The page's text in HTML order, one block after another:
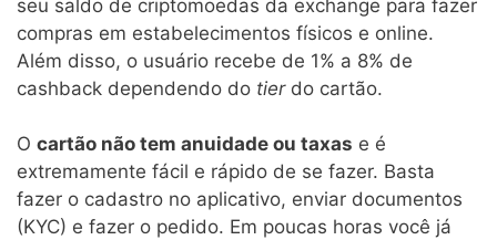
seu saldo de criptomoedas da exchange para fazer
compras em estabelecimentos físicos e online.
Além disso, o usuário recebe de 1% a 8% de
cashback dependendo do tierdo cartão.
O cartão não tem anuidade ou taxas e é
extremamente fácil e rápido de se fazer. Basta
fazer o cadastro no aplicativo, enviar documentos
(KYC) e fazer o pedido. Em poucas horas você já